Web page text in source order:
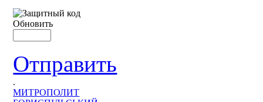
Обновить
Отправить
.
МИТРОПОЛИТ